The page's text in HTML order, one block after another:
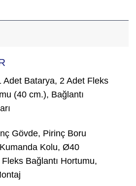
Adet Batarya, 2 Adet Fleks
(40 cm.), Bağlantı
Gövde, Pirinç Boru
Kolu, Ø40
Bağlantı Hortumu,